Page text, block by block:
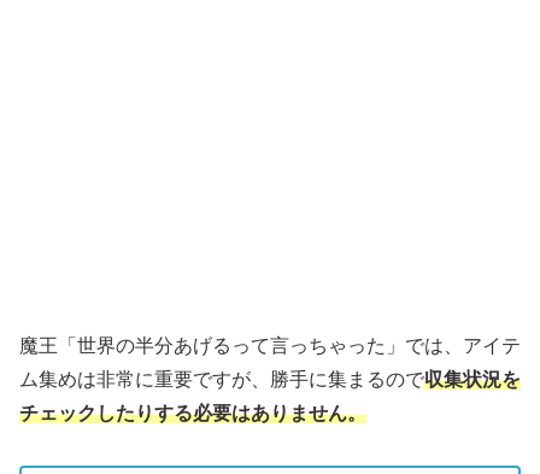
魔王「世界の半分あげるって言っちゃった」では、アイテ
ム集めは非常に重要ですが、勝手に集まるので収集状況を
チェックしたりする必要はありません。